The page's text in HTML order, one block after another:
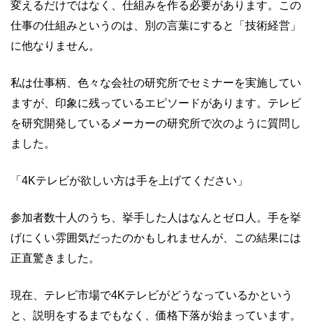
変えるだけではなく、仕組みを作る必要があります。この
仕事の仕組みというのは、別の言葉にすると「技術経営」
に他なりません。
私は仕事柄、色々な会社の研究所でセミナーを実施してい
ますが、印象に残っているエピソードがあります。テレビ
を研究開発しているメーカーの研究所で次のように質問し
ました。
「4Kテレビが欲しい方は手を上げてください」
参加者数十人のうち、挙手した人はなんとゼロ人。手を挙
げにくい雰囲気だったのかもしれませんが、この結果には
正直驚きました。
現在、テレビ市場で4Kテレビがどうなっているかという
と、説明をするまでもなく、価格下落が始まっています。